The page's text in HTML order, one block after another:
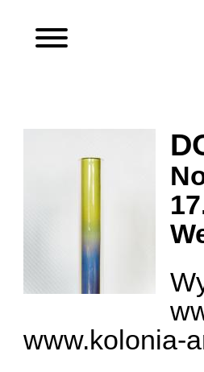
www.kolonia-